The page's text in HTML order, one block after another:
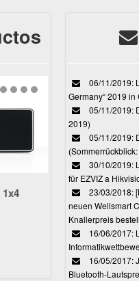
06/11/2019:
Germany“ 2019
05/11/2019:
2019)
05/11/2019:
30/10/2019:
für EZVIZ a
23/03/2018:
neuen Wellsmart
Knallerpreis
16/06/2017:
16/05/2017:
Bluetooth-